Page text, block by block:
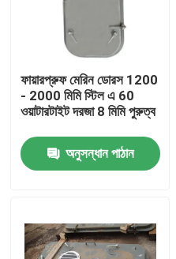
পণ্য
ফায়ারপ্রুফ মেরিন ডোরস 1200
- 2000 মিমি স্টিল এ 60
ওয়াটারটাইট দরজা 8 মিমি পুরুত্ব
অনুসন্ধান পাঠান